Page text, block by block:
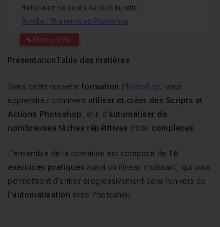
Retrouvez ce cours dans le bundle :
Promo -29%
Bundle : 76 exercices Photoshop
PrésentationTable des matières
Dans cette nouvelle formation Photoshop , vous
apprendrez comment utiliser et créer des Scripts et
Actions Photoshop , afin d'automatiser de
nombreuses tâches répétitives et/ou complexes.
L'ensemble de la formation est composé de 16
exercices pratiques ayant un niveau croissant, qui vous
permettront d'entrer progressivement dans l'univers de
l'automatisation avec Photoshop.